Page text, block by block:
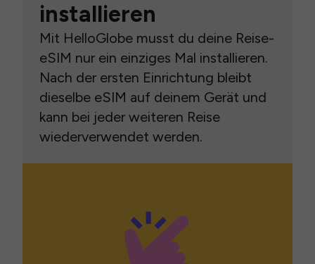
installieren
Mit HelloGlobe musst du deine Reise-
eSIM nur ein einziges Mal installieren.
Nach der ersten Einrichtung bleibt
dieselbe eSIM auf deinem Gerät und
kann bei jeder weiteren Reise
wiederverwendet werden.